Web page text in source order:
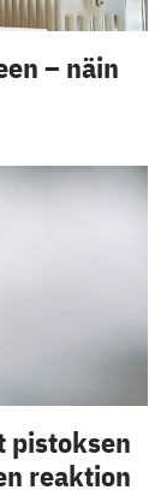
– näin
pistoksen
reaktion